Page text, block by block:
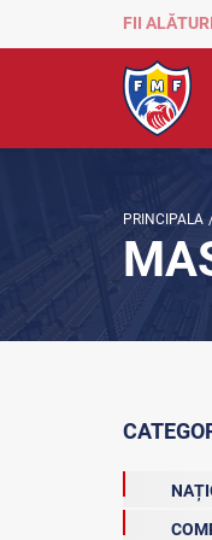
FII
PRINCIPALA